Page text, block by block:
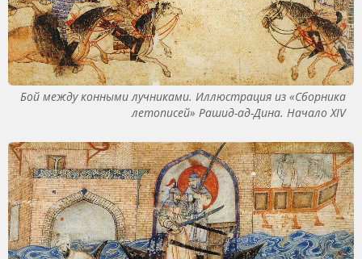
Бой между конными лучниками. Иллюстрация из «Сборника
летописей» Рашид-ад-Дина. Начало XIV